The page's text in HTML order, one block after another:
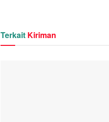
Terkait Kiriman